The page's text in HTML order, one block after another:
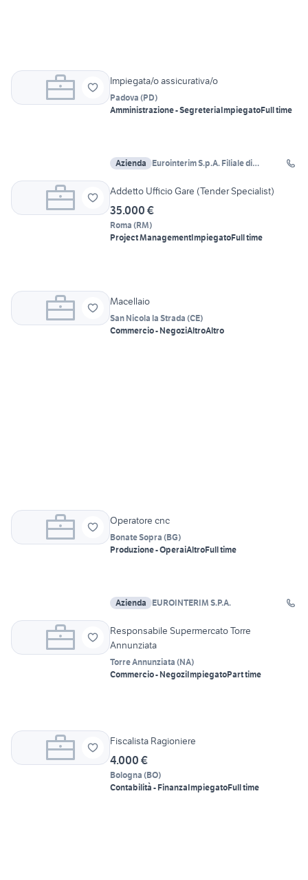
Impiegata/o assicurativa/o
Padova (PD)
Amministrazione - SegreteriaImpiegatoFull time
Azienda
Eurointerim S.p.A. Filiale di
Addetto Ufficio Gare (Tender Specialist)
35.000 €
Roma (RM)
Project ManagementImpiegatoFull time
Macellaio
San Nicola la Strada (CE)
Commercio - NegoziAltroAltro
Operatore cnc
Bonate Sopra (BG)
Produzione - OperaiAltroFull time
Azienda EUROINTERIM S.P.A.
Responsabile Supermercato Torre
Annunziata
Torre Annunziata (NA)
Commercio - NegoziImpiegatoPart time
Fiscalista Ragioniere
4.000 €
Bologna (BO)
Contabilità - FinanzaImpiegatoFull time